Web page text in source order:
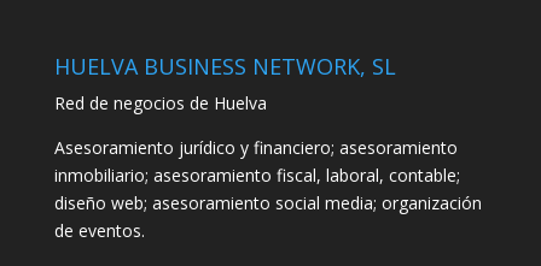
HUELVA BUSINESS NETWORK, SL
Red de negocios de Huelva
Asesoramiento jurídico y financiero; asesoramiento
inmobiliario; asesoramiento fiscal, laboral, contable;
diseño web; asesoramiento social media; organización
de eventos.